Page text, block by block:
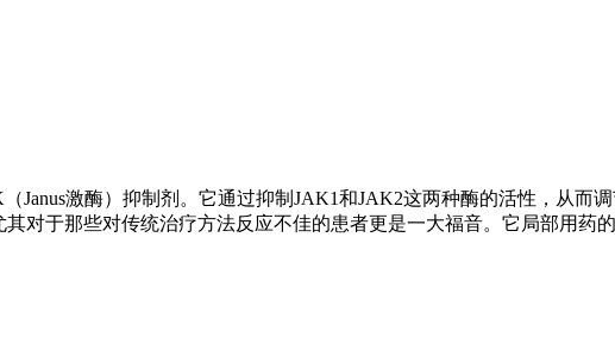
激酶）抑制剂。它通过抑制JAK1和JAK2这两种酶的活性，从而
对于那些对传统治疗方法反应不佳的患者更是一大福音。它局部用药